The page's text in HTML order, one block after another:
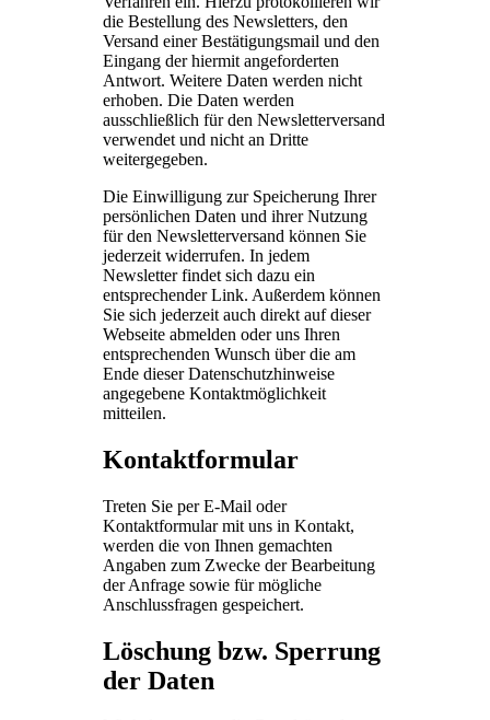
die Bestellung des Newsletters, den
Versand einer Bestätigungsmail und den
Eingang der hiermit angeforderten
Antwort. Weitere Daten werden nicht
erhoben. Die Daten werden
ausschließlich für den Newsletterversand
verwendet und nicht an Dritte
weitergegeben.
Die Einwilligung zur Speicherung Ihrer
persönlichen Daten und ihrer Nutzung
für den Newsletterversand können Sie
jederzeit widerrufen. In jedem
Newsletter findet sich dazu ein
entsprechender Link. Außerdem können
Sie sich jederzeit auch direkt auf dieser
Webseite abmelden oder uns Ihren
entsprechenden Wunsch über die am
Ende dieser Datenschutzhinweise
angegebene Kontaktmöglichkeit
mitteilen.
Kontaktformular
Treten Sie per E-Mail oder
Kontaktformular mit uns in Kontakt,
werden die von Ihnen gemachten
Angaben zum Zwecke der Bearbeitung
der Anfrage sowie für mögliche
Anschlussfragen gespeichert.
Löschung bzw. Sperrung
der Daten